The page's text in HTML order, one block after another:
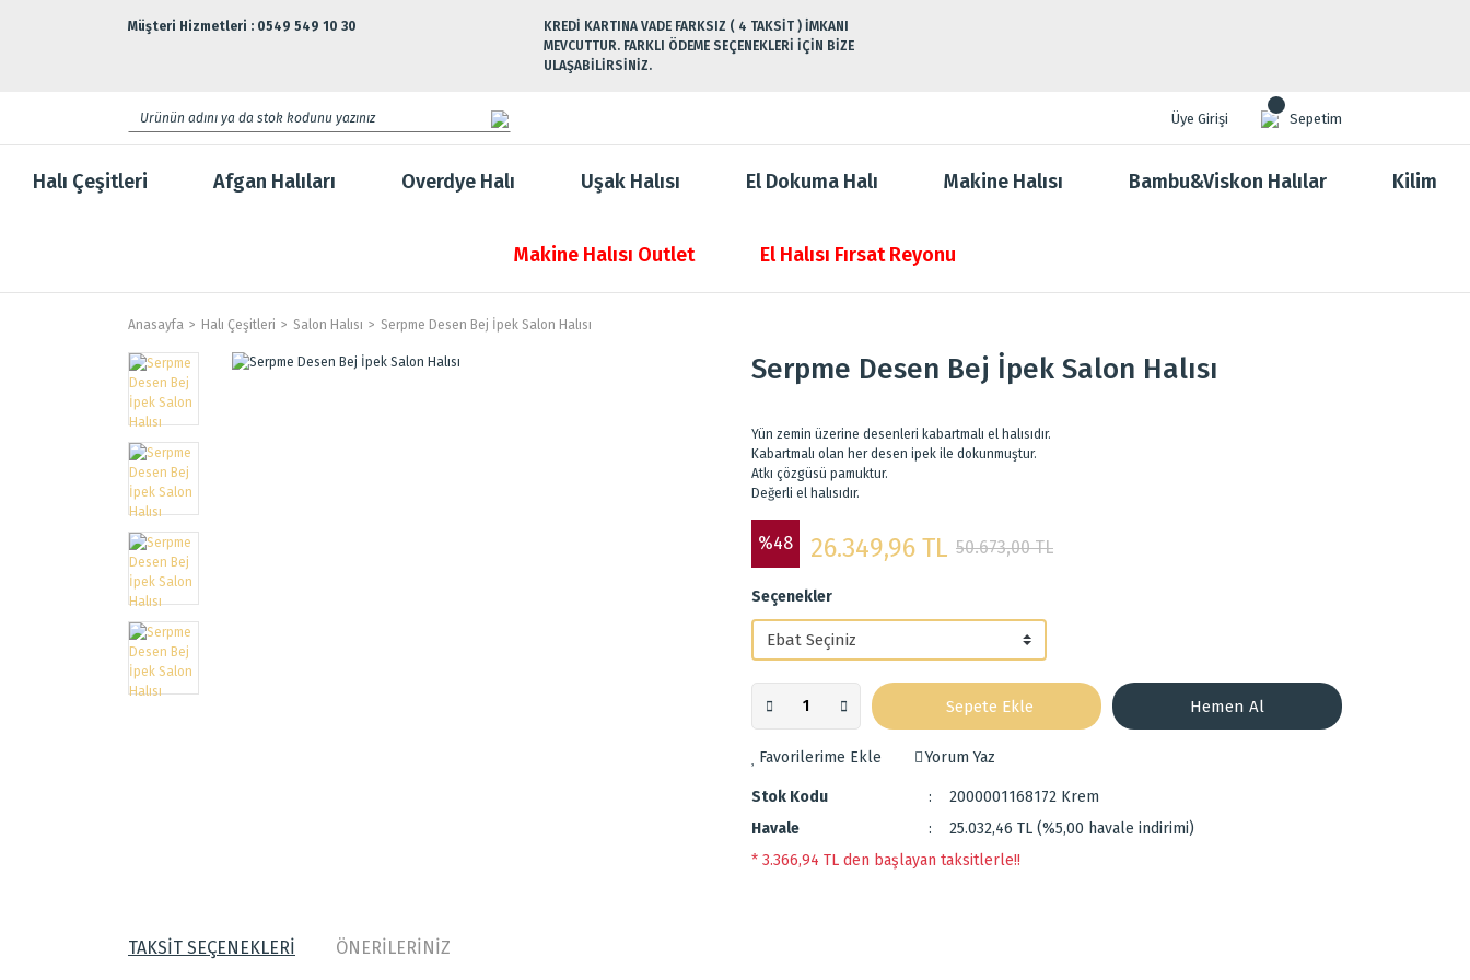
Müşteri Hizmetleri : 0549 549 10 30
KREDİ KARTINA VADE FARKSIZ ( 4 TAKSİT ) İMKANI
MEVCUTTUR. FARKLI ÖDEME SEÇENEKLERİ İÇİN BİZE
ULAŞABİLİRSİNİZ.
Üye Girişi Sepetim
Halı Çeşitleri Afgan Halıları Overdye Halı Uşak Halısı El Dokuma Halı Makine Halısı Bambu&Viskon Halılar Kilim
Makine Halısı Outlet El Halısı Fırsat Reyonu
Anasayfa Halı Çeşitleri Salon Halısı Serpme Desen Bej İpek Salon Halısı
Serpme Desen Bej İpek Salon Halısı
Yün zemin üzerine desenleri kabartmalı el halısıdır.
Kabartmalı olan her desen ipek ile dokunmuştur.
Atkı çözgüsü pamuktur.
Değerli el halısıdır.
%48 26.349,96 TL 50.673,00 TL
Seçenekler
Sepete Ekle Hemen Al
Yorum Yaz
Stok Kodu
2000001168172 Krem
Havale
25.032,46 TL (%5,00 havale indirimi)
* 3.366,94 TL den başlayan taksitlerle!!
TAKSİT SEÇENEKLERİ ÖNERİLERİNİZ